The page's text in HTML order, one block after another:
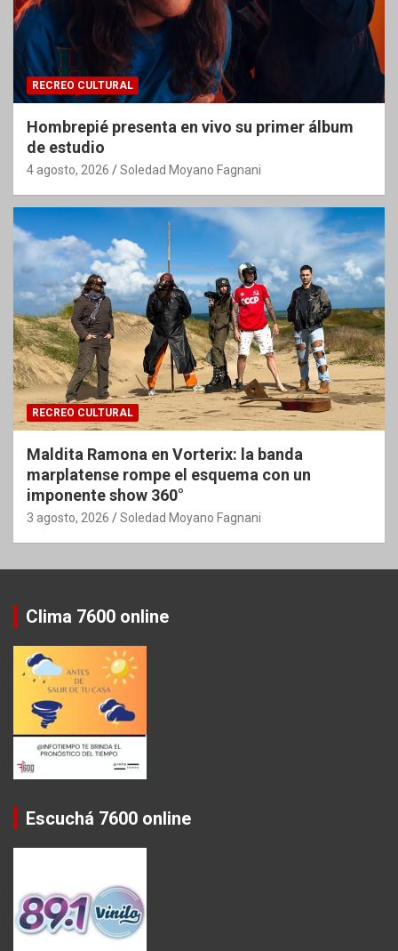
RECREO CULTURAL
Hombrepié presenta en vivo su primer álbum
de estudio
4 agosto, 2026 Soledad Moyano Fagnani
RECREO CULTURAL
Maldita Ramona en Vorterix: la banda
marplatense rompe el esquema con un
imponente show 360°
3 agosto, 2026 Soledad Moyano Fagnani
Clima 7600 online
Escuchá 7600 online